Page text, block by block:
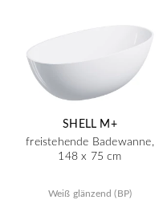
SHELL M+
freistehende Badewanne,
148 x 75 cm
Weiß glänzend (BP)